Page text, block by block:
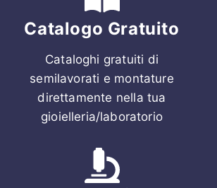
Catalogo Gratuito
Cataloghi gratuiti di
semilavorati e montature
direttamente nella tua
gioielleria/laboratorio